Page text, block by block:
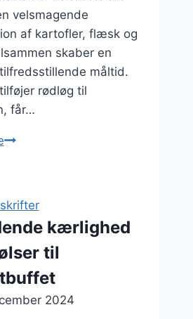
velsmagende
af kartofler, flæsk og
skaber en
måltid.
rødløg til
får…
Brændende
rødløg:
og
farve
kærlighed
til
2024